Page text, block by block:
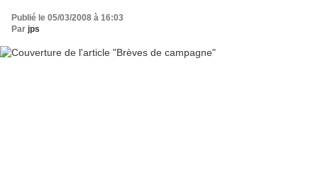
Publié le 05/03/2008 à 16:03
Par jps